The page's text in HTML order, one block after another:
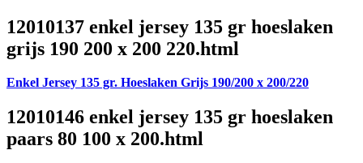
12010137 enkel jersey 135 gr hoeslaken
grijs 190 200 x 200 220.html
Enkel Jersey 135 gr. Hoeslaken Grijs 190/200 x 200/220
12010146 enkel jersey 135 gr hoeslaken
paars 80 100 x 200.html